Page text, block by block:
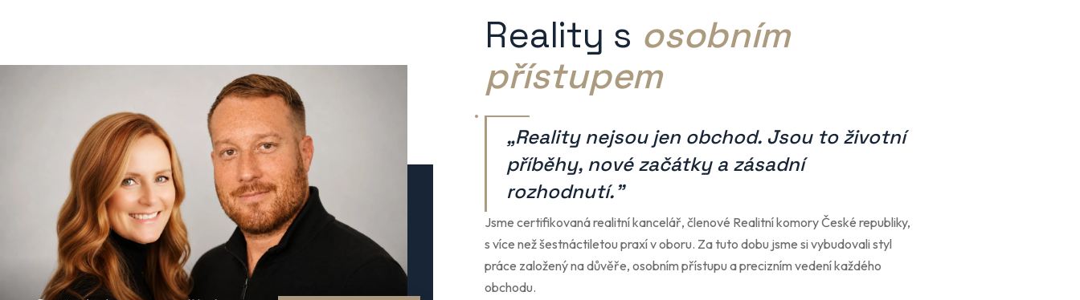
Reality s osobním
přístupem
„Reality nejsou jen obchod. Jsou to životní
příběhy, nové začátky a zásadní
rozhodnutí."
Jsme certifikovaná realitní kancelář, členové Realitní komory České republiky,
s více než šestnáctiletou praxí v oboru. Za tuto dobu jsme si vybudovali styl
práce založený na důvěře, osobním přístupu a precizním vedení každého
obchodu.